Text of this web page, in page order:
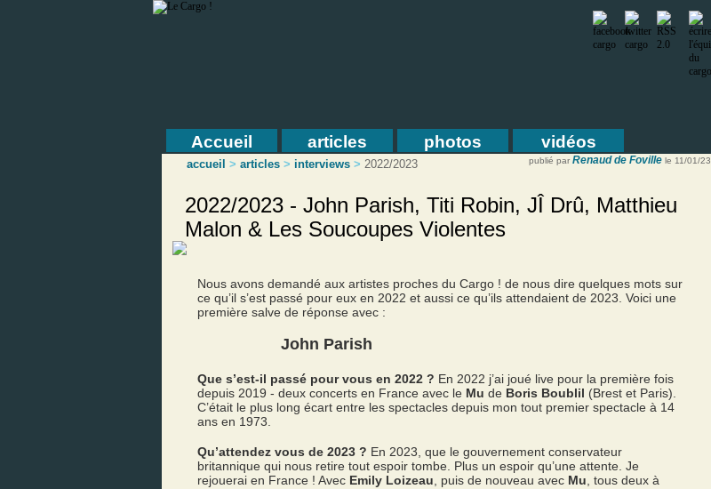
Accueil articles photos vidéos
accueil > articles > interviews > 2022/2023 publié par Renaud de Foville le 11/01/23
2022/2023 - John Parish, Titi Robin, JÎ Drû, Matthieu
Malon & Les Soucoupes Violentes
Nous avons demandé aux artistes proches du Cargo ! de nous dire quelques mots sur
ce qu’il s’est passé pour eux en 2022 et aussi ce qu’ils attendaient de 2023. Voici une
première salve de réponse avec :
John Parish
Que s’est-il passé pour vous en 2022 ? En 2022 j’ai joué live pour la première fois
depuis 2019 - deux concerts en France avec le Mu de Boris Boublil (Brest et Paris).
C’était le plus long écart entre les spectacles depuis mon tout premier spectacle à 14
ans en 1973.
Qu’attendez vous de 2023 ? En 2023, que le gouvernement conservateur
britannique qui nous retire tout espoir tombe. Plus un espoir qu’une attente. Je
rejouerai en France ! Avec Emily Loizeau , puis de nouveau avec Mu , tous deux à